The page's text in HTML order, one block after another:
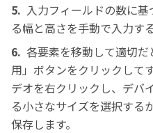
5. 入力フィールドの数に
る幅と高さを手動で入力す
6. 各要素を移動して適切
用」ボタンをクリックして
デオを右クリックし、デバ
る小さなサイズを選択する
保存します。